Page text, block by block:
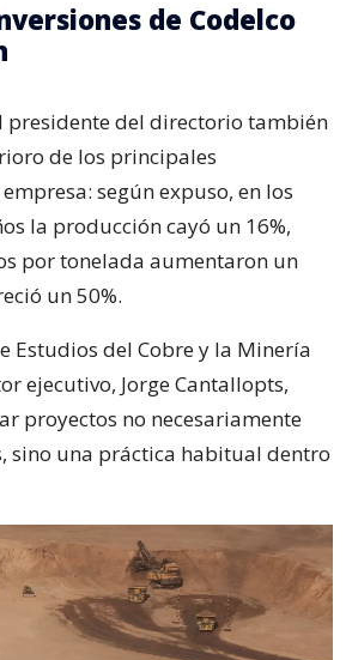
de Codelco
presidente del directorio también
de los principales
según expuso, en los
la producción cayó un 16%,
por tonelada aumentaron un
un 50%.
Estudios del Cobre y la Minería
ejecutivo, Jorge Cantallopts,
proyectos no necesariamente
sino una práctica habitual dentro